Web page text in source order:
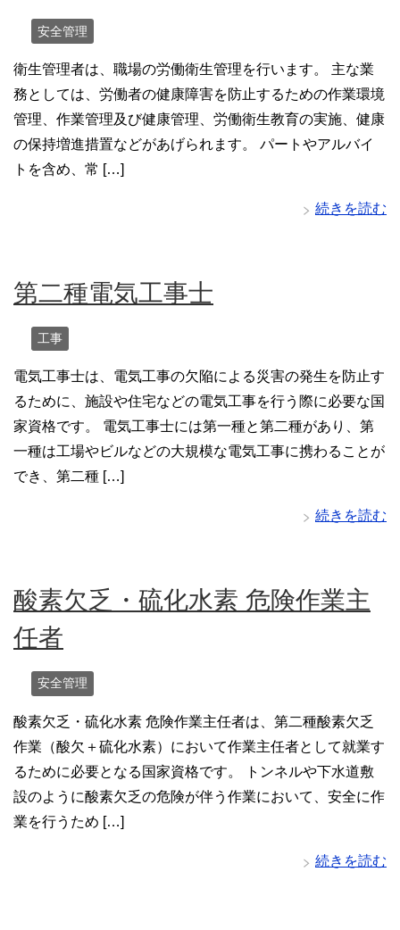
安全管理
衛生管理者は、職場の労働衛生管理を行います。 主な業
務としては、労働者の健康障害を防止するための作業環境
管理、作業管理及び健康管理、労働衛生教育の実施、健康
の保持増進措置などがあげられます。 パートやアルバイ
トを含め、常 […]
続きを読む
第二種電気工事士
工事
電気工事士は、電気工事の欠陥による災害の発生を防止す
るために、施設や住宅などの電気工事を行う際に必要な国
家資格です。 電気工事士には第一種と第二種があり、第
一種は工場やビルなどの大規模な電気工事に携わることが
でき、第二種 […]
続きを読む
酸素欠乏・硫化水素 危険作業主
任者
安全管理
酸素欠乏・硫化水素 危険作業主任者は、第二種酸素欠乏
作業（酸欠＋硫化水素）において作業主任者として就業す
るために必要となる国家資格です。 トンネルや下水道敷
設のように酸素欠乏の危険が伴う作業において、安全に作
業を行うため […]
続きを読む